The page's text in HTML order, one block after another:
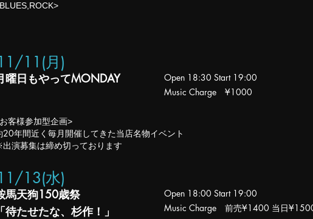
11(月)
曜日もやってMONDAY Open 18:30 Start 19:00
Music Charge ¥1000
客様参加型企画>
20年間近く毎月開催してきた当店名物イベント
演募集は締め切っております
13(水)
馬天狗150歳祭
​「待たせたな、杉作！」
Open 18:00 Start 19:00
Music Charge 前売¥1400 当日